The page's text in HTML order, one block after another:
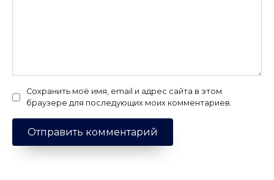
Сохранить моё имя, email и адрес сайта в этом
браузере для последующих моих комментариев.